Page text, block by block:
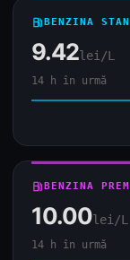
local_gas_stationBENZINA
9.42lei/L
14 h în urmă
local_gas_stationBENZINA
10.00lei/L
14 h în urmă